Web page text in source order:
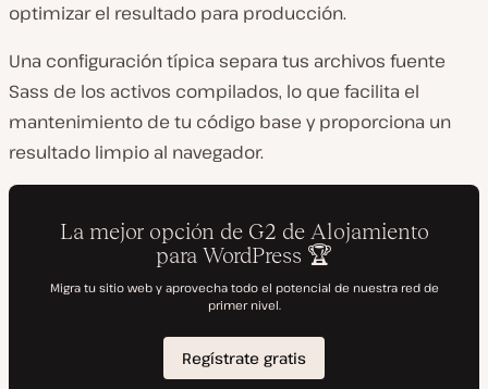
optimizar el resultado para producción.
Una configuración típica separa tus archivos fuente
Sass de los activos compilados, lo que facilita el
mantenimiento de tu código base y proporciona un
resultado limpio al navegador.